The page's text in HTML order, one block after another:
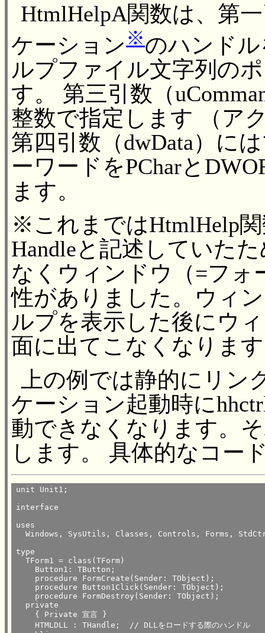
HtmlHelpA関数は、第
ケーション ※のハンドル
ルプファイル文字列の
す。 第三引数（
整数で指定します （ア
第四引数（dwData）に
ーワードをPCharと
ます。
※これまではHtmlHelp
Handleと記述していた
なくウィンドウ（=フォ
性がありました。ウィ
ルプを表示した後にウ
面に出てこなくなりま
上の例では静的にリ
ケーション起動時に
動できなくなります。
します。 具体的なコー
unit Unit1;
interface
uses
Windows, SysUtils, Classes, Controls, Forms,
type
  TForm1 = class(TForm)
    Button1: TButton;
    procedure FormCreate(Sender: TObject);
    procedure Button1Click(Sender: TObject);
    procedure FormDestroy(Sender: TObject);
  private
    { Private 宣言 }
    HTMLDLL : THandle;	// DLLをロードする際のハンドル